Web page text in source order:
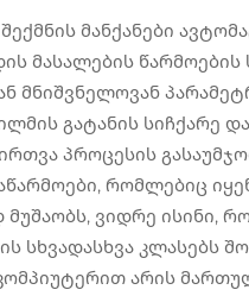
მანქანები
მასალების
მნიშვნელოვან
გატანის სიჩქარე
პროცესის
რომლებიც
ვიდრე ისინი,
სხვადასხვა კლასებს
არის